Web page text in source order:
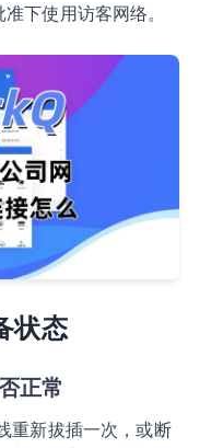
下使用访客网络。
状态
正常
重新拔插一次，或断